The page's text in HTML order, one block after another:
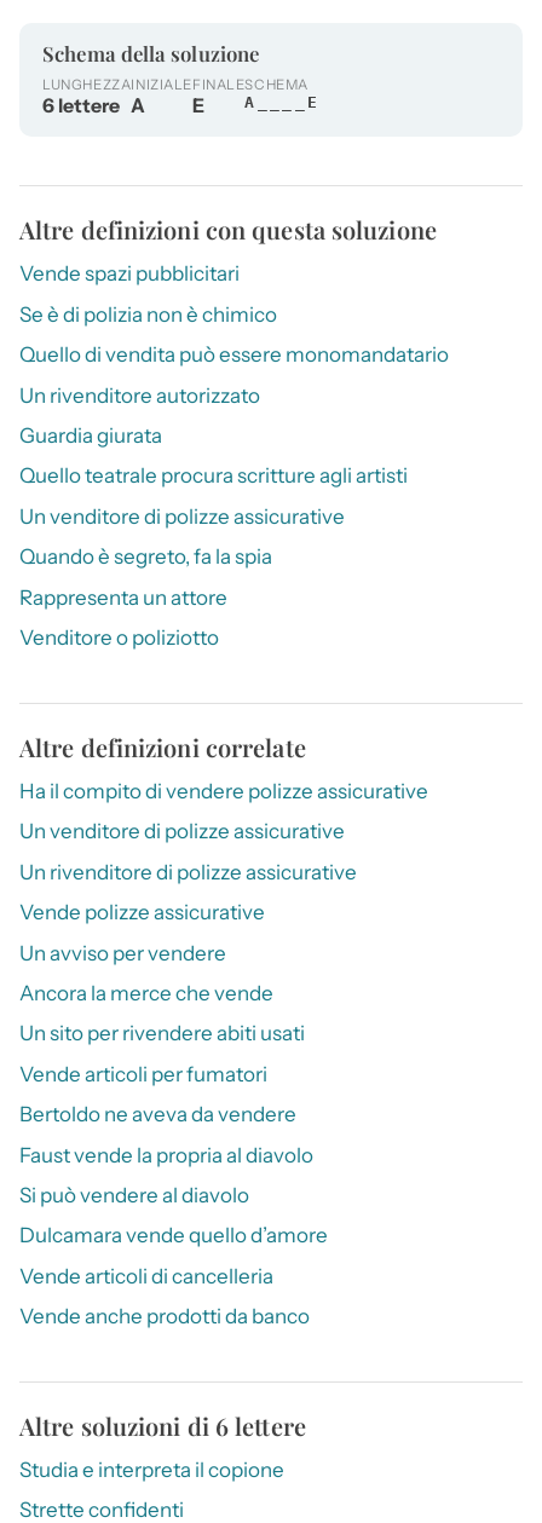
Schema della soluzione
LUNGHEZZA
6 lettere
INIZIALE
A
FINALE
E
SCHEMA
A____E
Altre definizioni con questa soluzione
Vende spazi pubblicitari
Se è di polizia non è chimico
Quello di vendita può essere monomandatario
Un rivenditore autorizzato
Guardia giurata
Quello teatrale procura scritture agli artisti
Un venditore di polizze assicurative
Quando è segreto, fa la spia
Rappresenta un attore
Venditore o poliziotto
Altre definizioni correlate
Ha il compito di vendere polizze assicurative
Un venditore di polizze assicurative
Un rivenditore di polizze assicurative
Vende polizze assicurative
Un avviso per vendere
Ancora la merce che vende
Un sito per rivendere abiti usati
Vende articoli per fumatori
Bertoldo ne aveva da vendere
Faust vende la propria al diavolo
Si può vendere al diavolo
Dulcamara vende quello d’amore
Vende articoli di cancelleria
Vende anche prodotti da banco
Altre soluzioni di 6 lettere
Studia e interpreta il copione
Strette confidenti